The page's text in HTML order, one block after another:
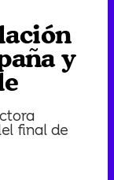
y
final de